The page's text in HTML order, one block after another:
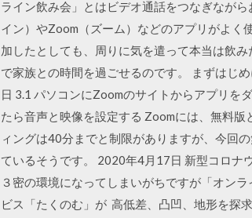
ライン飲み会」とはビデオ通話をつなぎなが
イン）やZoom（ズーム）などのアプリがよく
加したとしても、周りに気を遣って本当は飲
で家族との時間を過ごせるのです。 まずはじ
日 3.1 パソコンにZoomのサイトからアプリを
たら音声と映像を設定する Zoomには、無料
ィングは40分までと制限がありますが、今回
ているそうです。 2020年4月17日 新型コロナ
３密の環境になってしまいがちですが「オン
ビス「たくのむ」が 高低差、凸凹、地形を探